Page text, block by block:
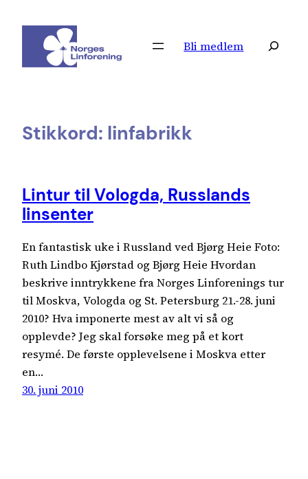
innhold
Bli medlem Søk
Stikkord: linfabrikk
Lintur til Vologda, Russlands
linsenter
En fantastisk uke i Russland ved Bjørg Heie Foto:
Ruth Lindbo Kjørstad og Bjørg Heie Hvordan
beskrive inntrykkene fra Norges Linforenings tur
til Moskva, Vologda og St. Petersburg 21.-28. juni
2010? Hva imponerte mest av alt vi så og
opplevde? Jeg skal forsøke meg på et kort
resymé. De første opplevelsene i Moskva etter
en…
30. juni 2010